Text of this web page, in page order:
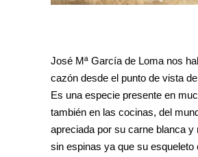
José Mª García de Loma nos
cazón desde el punto de vista
Es una especie presente en
también en las cocinas, del
apreciada por su carne blanca y
sin espinas ya que su esqueleto